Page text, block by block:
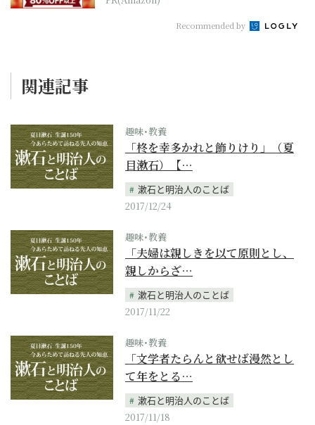
Recommended by
関連記事
趣味･教養
「柊を幸多かれと飾りけり」（夏
目漱石）【…
漱石と明治人のことば
2017/12/24
趣味･教養
「夫婦は親しきを以て原則とし、
親しからざ…
漱石と明治人のことば
2017/11/22
趣味･教養
「文学者たらんと欲せば漫然とし
て年をとる…
漱石と明治人のことば
2017/11/18